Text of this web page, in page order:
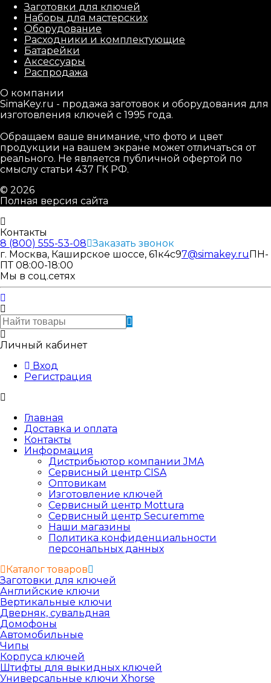
Заготовки для ключей
Наборы для мастерских
Оборудование
Расходники и комплектующие
Батарейки
Аксессуары
Распродажа
О компании
SimaKey.ru - продажа заготовок и оборудования для
изготовления ключей с 1995 года.
Обращаем ваше внимание, что фото и цвет
продукции на вашем экране может отличаться от
реального. Не является публичной офертой по
смыслу статьи 437 ГК РФ.
© 2026
Полная версия сайта
Контакты
8 (800) 555-53-08 Заказать звонок
г. Москва, Каширское шоссе, 61к4с97@simakey.ruПН-
ПТ 08:00-18:00
Мы в соц.сетях
Личный кабинет
Вход
Регистрация
Главная
Доставка и оплата
Контакты
Информация
Дистрибьютор компании JMA
Сервисный центр CISA
Оптовикам
Изготовление ключей
Сервисный центр Mottura
Сервисный центр Securemme
Наши магазины
Политика конфиденциальности
персональных данных
Каталог товаров
Заготовки для ключей
Английские ключи
Вертикальные ключи
Дверняк, сувальдная
Домофоны
Автомобильные
Чипы
Корпуса ключей
Штифты для выкидных ключей
Универсальные ключи Xhorse